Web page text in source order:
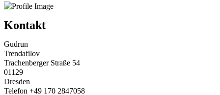
Kontakt
Gudrun
Trendafilov
Trachenberger Straße 54
01129
Dresden
Telefon +49 170 2847058